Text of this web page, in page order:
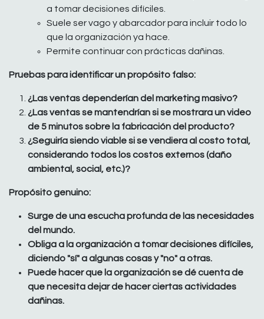
a tomar decisiones difíciles.
Suele ser vago y abarcador para incluir todo lo
que la organización ya hace.
Permite continuar con prácticas dañinas.
Pruebas para identificar un propósito falso:
¿Las ventas dependerían del marketing masivo?
¿Las ventas se mantendrían si se mostrara un video
de 5 minutos sobre la fabricación del producto?
¿Seguiría siendo viable si se vendiera al costo total,
considerando todos los costos externos (daño
ambiental, social, etc.)?
Propósito genuino:
Surge de una escucha profunda de las necesidades
del mundo.
Obliga a la organización a tomar decisiones difíciles,
diciendo "sí" a algunas cosas y "no" a otras.
Puede hacer que la organización se dé cuenta de
que necesita dejar de hacer ciertas actividades
dañinas.